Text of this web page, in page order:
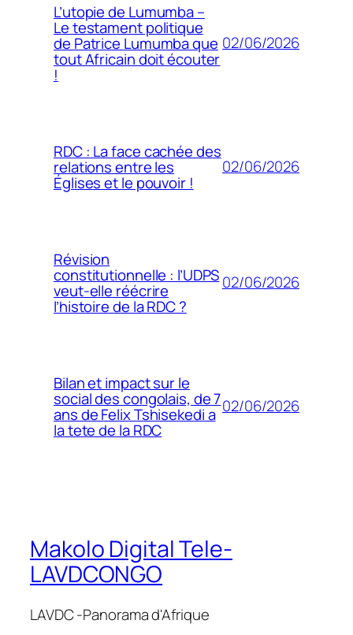
L’utopie de Lumumba –
Le testament politique
de Patrice Lumumba que
tout Africain doit écouter
!
02/06/2026
RDC : La face cachée des
relations entre les
Églises et le pouvoir !
02/06/2026
Révision
constitutionnelle : l’UDPS
veut-elle réécrire
l’histoire de la RDC ?
02/06/2026
Bilan et impact sur le
social des congolais, de 7
ans de Felix Tshisekedi a
la tete de la RDC
02/06/2026
Makolo Digital Tele-
LAVDCONGO
LAVDC -Panorama d'Afrique